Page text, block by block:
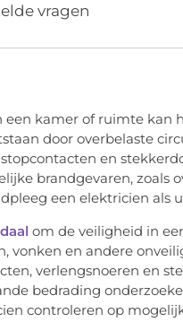
vragen
kamer of ruimte kan
door overbelaste
en
brandgevaren, zoals
een elektricien als
om de veiligheid in
vonken en andere
verlengsnoeren en
bedrading
controleren op